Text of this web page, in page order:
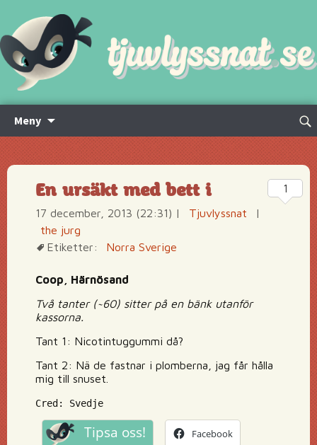
Meny
innehåll
Sök
En ursäkt med bett i
17 december, 2013 (22:31) | Tjuvlyssnat
|
the jurg
Etiketter:
Norra Sverige
Coop, Härnösand
Två tanter (~60) sitter på en bänk utanför
kassorna.
Tant 1: Nicotintuggummi då?
Tant 2: Nä de fastnar i plomberna, jag får hålla
mig till snuset.
Cred: Svedje
Tipsa oss! Facebook
1